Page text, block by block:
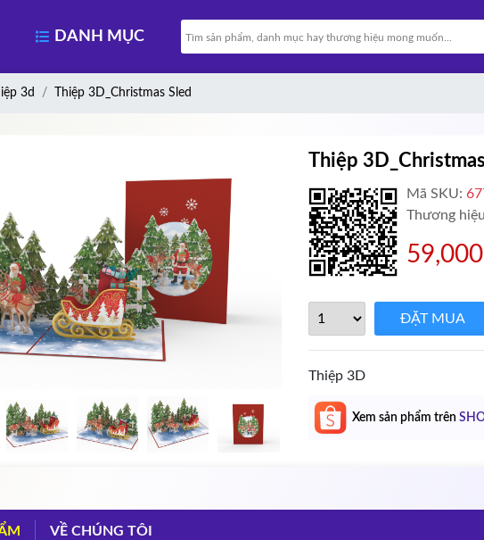
DANH MỤC
3d Thiệp 3D_Christmas Sled
Thiệp
Mã SKU:
Thương
Thiệp 3D
Xem sản phẩm trên
VỀ CHÚNG TÔI